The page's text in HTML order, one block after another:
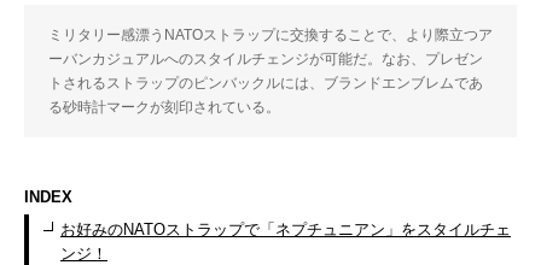
ミリタリー感漂うNATOストラップに交換することで、より際立つア
ーバンカジュアルへのスタイルチェンジが可能だ。なお、プレゼン
トされるストラップのピンバックルには、ブランドエンブレムであ
る砂時計マークが刻印されている。
INDEX
お好みのNATOストラップで「ネプチュニアン」をスタイルチェ
ンジ！